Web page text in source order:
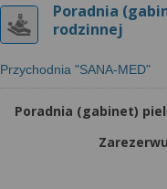
Poradnia
rodzinnej
Przychodnia "SANA-MED"
Poradnia (gabinet)